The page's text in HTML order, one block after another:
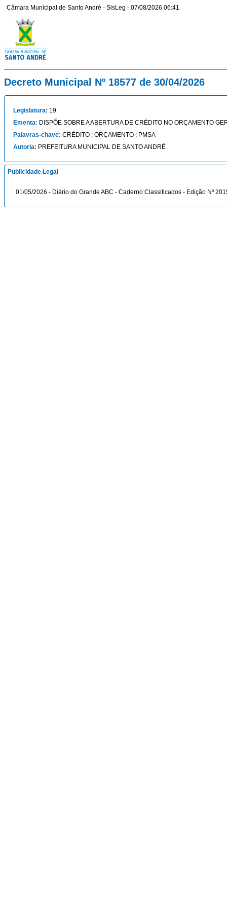
Câmara Municipal de Santo André - SisLeg - 07/08/2026 06:41
Decreto Municipal Nº 18577 de 30/04/2026
Legislatura: 19
Ementa: DISPÕE SOBRE A ABERTURA DE CRÉDITO NO ORÇAMENTO
Palavras-chave: CRÉDITO ; ORÇAMENTO ; PMSA
Autoria: PREFEITURA MUNICIPAL DE SANTO ANDRÉ
Publicidade Legal
01/05/2026 - Diário do Grande ABC - Caderno Classificados - Edição Nº